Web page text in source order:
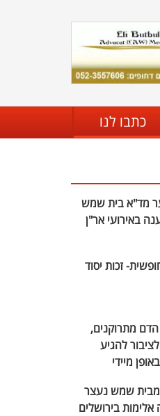
כתבו לנו
מד"א בית שמש
באירועי אר"ן
זכות יסוד
מתרוקנים,
להגיע
מיידי
קטין בן 15 מבית שמש נעצר
בירושלים